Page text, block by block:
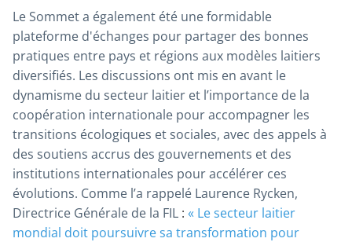
Le Sommet a également été une formidable
plateforme d'échanges pour partager des bonnes
pratiques entre pays et régions aux modèles laitiers
diversifiés. Les discussions ont mis en avant le
dynamisme du secteur laitier et l’importance de la
coopération internationale pour accompagner les
transitions écologiques et sociales, avec des appels à
des soutiens accrus des gouvernements et des
institutions internationales pour accélérer ces
évolutions. Comme l’a rappelé Laurence Rycken,
Directrice Générale de la FIL : « Le secteur laitier
mondial doit poursuivre sa transformation pour